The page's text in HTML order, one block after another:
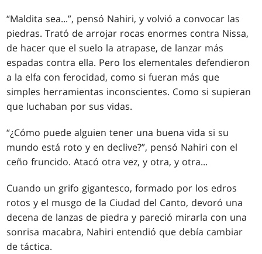
“Maldita sea...”, pensó Nahiri, y volvió a convocar las
piedras. Trató de arrojar rocas enormes contra Nissa,
de hacer que el suelo la atrapase, de lanzar más
espadas contra ella. Pero los elementales defendieron
a la elfa con ferocidad, como si fueran más que
simples herramientas inconscientes. Como si supieran
que luchaban por sus vidas.
“¿Cómo puede alguien tener una buena vida si su
mundo está roto y en declive?”, pensó Nahiri con el
ceño fruncido. Atacó otra vez, y otra, y otra...
Cuando un grifo gigantesco, formado por los edros
rotos y el musgo de la Ciudad del Canto, devoró una
decena de lanzas de piedra y pareció mirarla con una
sonrisa macabra, Nahiri entendió que debía cambiar
de táctica.